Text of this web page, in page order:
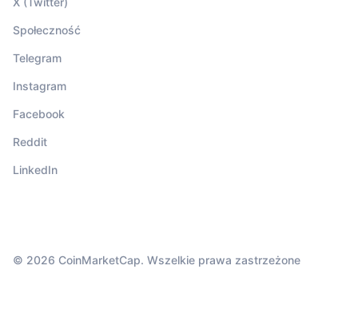
Społeczność
Telegram
Instagram
Facebook
Reddit
LinkedIn
© 2026 CoinMarketCap. Wszelkie prawa zastrzeżone